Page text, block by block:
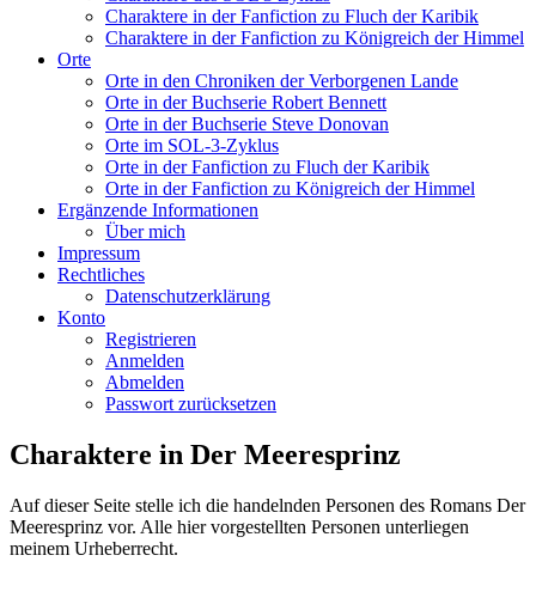
Charaktere in der Fanfiction zu Fluch der Karibik
Charaktere in der Fanfiction zu Königreich der Himmel
Orte
Orte in den Chroniken der Verborgenen Lande
Orte in der Buchserie Robert Bennett
Orte in der Buchserie Steve Donovan
Orte im SOL-3-Zyklus
Orte in der Fanfiction zu Fluch der Karibik
Orte in der Fanfiction zu Königreich der Himmel
Ergänzende Informationen
Über mich
Impressum
Rechtliches
Datenschutzerklärung
Konto
Registrieren
Anmelden
Abmelden
Passwort zurücksetzen
Charaktere in Der Meeresprinz
Auf dieser Seite stelle ich die handelnden Personen des Romans Der
Meeresprinz vor. Alle hier vorgestellten Personen unterliegen
meinem Urheberrecht.